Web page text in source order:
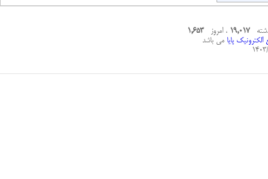
19,017 ، امروز1,653
الکترونیک پایامی باشد